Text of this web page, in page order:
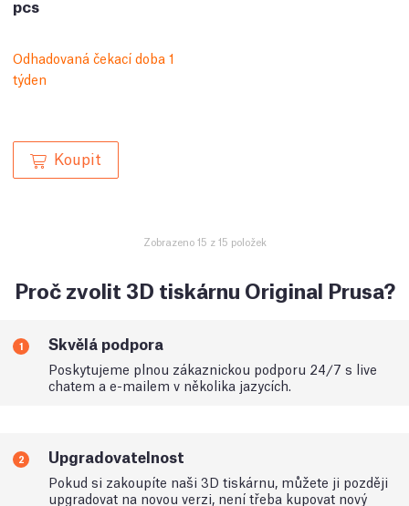
pcs
Odhadovaná čekací doba 1
týden
Koupit
Zobrazeno 15 z 15 položek
Proč zvolit 3D tiskárnu Original Prusa?
1 Skvělá podpora
Poskytujeme plnou zákaznickou podporu 24/7 s live
chatem a e-mailem v několika jazycích.
2 Upgradovatelnost
Pokud si zakoupíte naši 3D tiskárnu, můžete ji později
upgradovat na novou verzi, není třeba kupovat nový